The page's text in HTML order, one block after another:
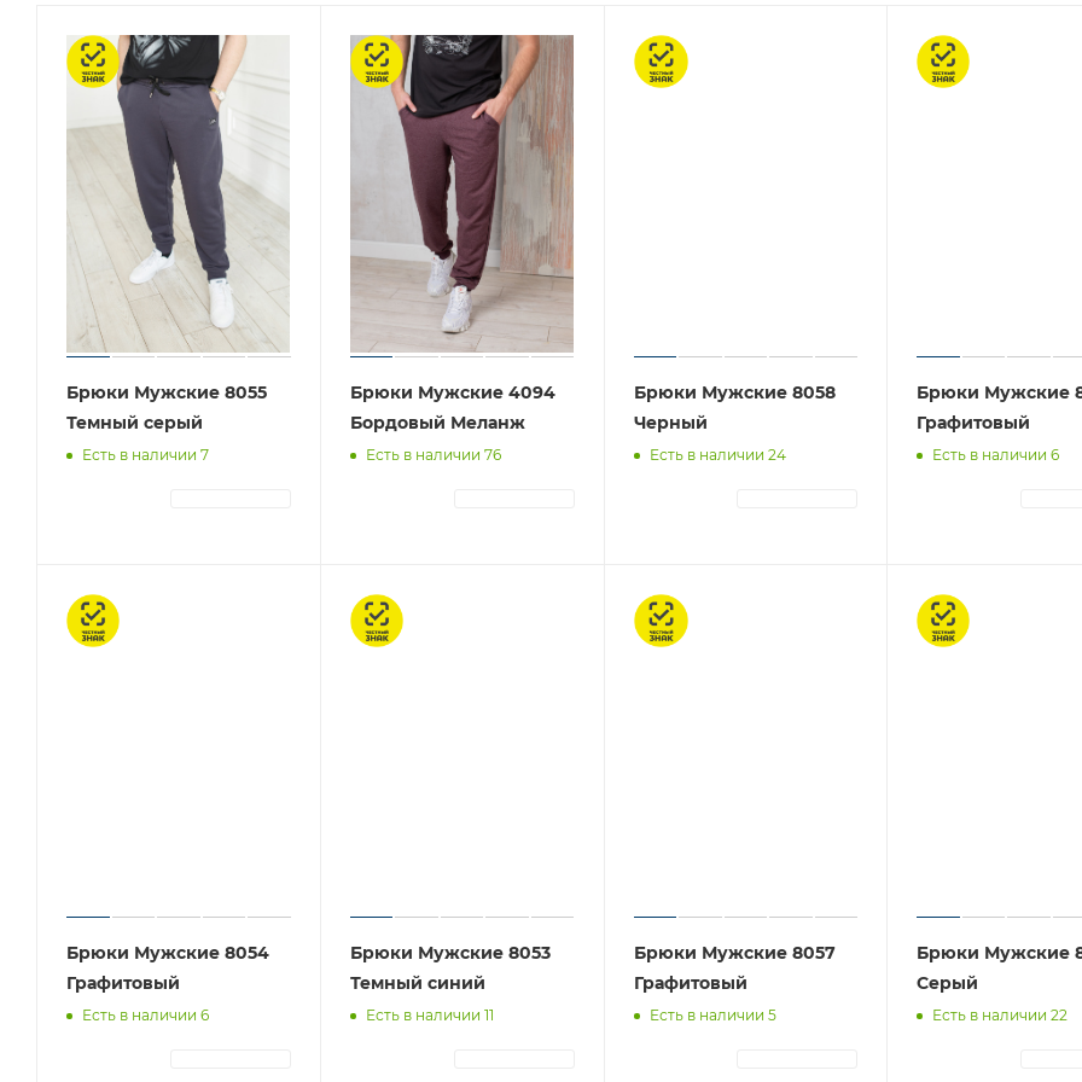
Честный знак
Брюки Мужские 8055
Темный серый
Есть в наличии 7
Честный знак
Брюки Мужские 4094
Бордовый Меланж
Есть в наличии 76
Честный знак
Брюки Мужские 8058
Черный
Есть в наличии 24
Честный знак
Брюки Мужские
Графитовый
Есть в наличии 6
Честный знак
Брюки Мужские 8054
Графитовый
Есть в наличии 6
Честный знак
Брюки Мужские 8053
Темный синий
Есть в наличии 11
Честный знак
Брюки Мужские 8057
Графитовый
Есть в наличии 5
Честный знак
Брюки Мужские
Серый
Есть в наличии 22